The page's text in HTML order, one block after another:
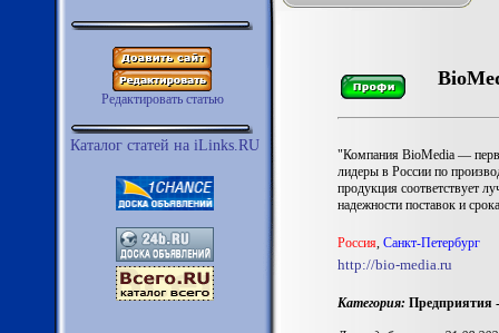
Редактировать статью
Каталог статей на iLinks.RU
"Компания BioMedia —
лидеры в России по
продукция соответствует
надежности поставок и
Россия, Санкт-Петербург
http://bio-media.ru
Категория: Предприятия